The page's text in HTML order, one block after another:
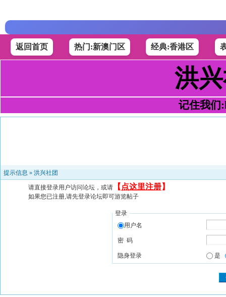
返回首页 热门:新澳门区 经典:香港区
洪
记住我们
提示信息 » 洪兴社团
请直接登录用户访问论坛，或请 【 点这里注册】
如果您已注册,请先登录论坛即可游览帖子
登录
用户名
密 码
隐身登录 是